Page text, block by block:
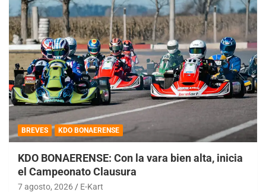
BREVES KDO BONAERENSE
KDO BONAERENSE: Con la vara bien alta, inicia
el Campeonato Clausura
7 agosto, 2026 E-Kart